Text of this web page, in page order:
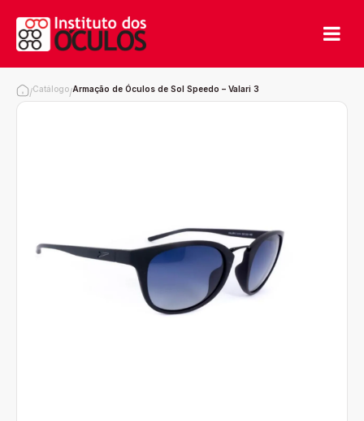
/Catálogo/Armação de Óculos de Sol Speedo – Valari 3